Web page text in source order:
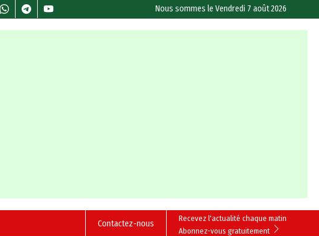
Nous sommes leVendredi 7 août 2026
Recevez l'actualité chaque matin
Abonnez-vous gratuitement
Contactez-nous